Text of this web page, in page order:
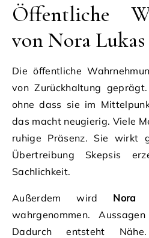
Öffentliche
von Nora Lukas
Die öffentliche
von Zurückhaltung
ohne dass sie im
das macht neugierig. Viele
ruhige Präsenz. Sie wirkt
Übertreibung Skepsis
Sachlichkeit.
Außerdem wird Nora
wahrgenommen.
Dadurch entsteht